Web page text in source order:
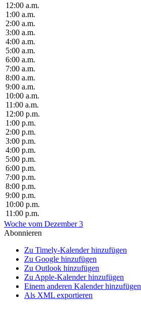
12:00 a.m.
1:00 a.m.
2:00 a.m.
3:00 a.m.
4:00 a.m.
5:00 a.m.
6:00 a.m.
7:00 a.m.
8:00 a.m.
9:00 a.m.
10:00 a.m.
11:00 a.m.
12:00 p.m.
1:00 p.m.
2:00 p.m.
3:00 p.m.
4:00 p.m.
5:00 p.m.
6:00 p.m.
7:00 p.m.
8:00 p.m.
9:00 p.m.
10:00 p.m.
11:00 p.m.
Woche vom Dezember 3
Abonnieren
Zu Timely-Kalender hinzufügen
Zu Google hinzufügen
Zu Outlook hinzufügen
Zu Apple-Kalender hinzufügen
Einem anderen Kalender hinzufügen
Als XML exportieren